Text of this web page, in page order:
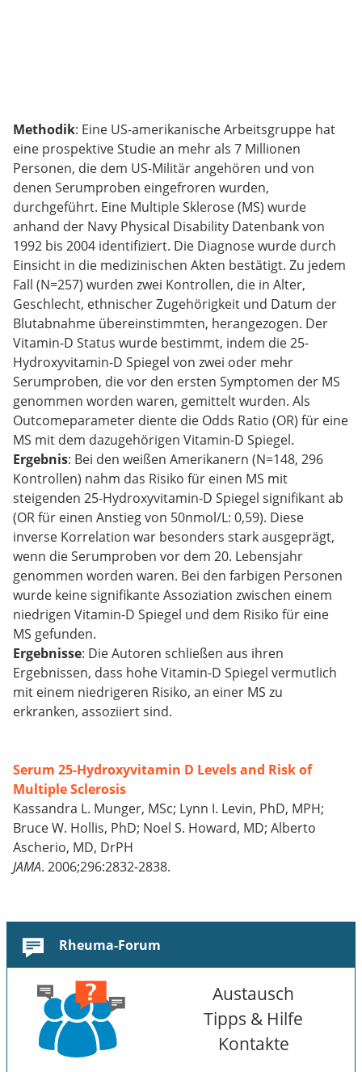
Methodik: Eine US-amerikanische Arbeitsgruppe hat
eine prospektive Studie an mehr als 7 Millionen
Personen, die dem US-Militär angehören und von
denen Serumproben eingefroren wurden,
durchgeführt. Eine Multiple Sklerose (MS) wurde
anhand der Navy Physical Disability Datenbank von
1992 bis 2004 identifiziert. Die Diagnose wurde durch
Einsicht in die medizinischen Akten bestätigt. Zu jedem
Fall (N=257) wurden zwei Kontrollen, die in Alter,
Geschlecht, ethnischer Zugehörigkeit und Datum der
Blutabnahme übereinstimmten, herangezogen. Der
Vitamin-D Status wurde bestimmt, indem die 25-
Hydroxyvitamin-D Spiegel von zwei oder mehr
Serumproben, die vor den ersten Symptomen der MS
genommen worden waren, gemittelt wurden. Als
Outcomeparameter diente die Odds Ratio (OR) für eine
MS mit dem dazugehörigen Vitamin-D Spiegel.
Ergebnis: Bei den weißen Amerikanern (N=148, 296
Kontrollen) nahm das Risiko für einen MS mit
steigenden 25-Hydroxyvitamin-D Spiegel signifikant ab
(OR für einen Anstieg von 50nmol/L: 0,59). Diese
inverse Korrelation war besonders stark ausgeprägt,
wenn die Serumproben vor dem 20. Lebensjahr
genommen worden waren. Bei den farbigen Personen
wurde keine signifikante Assoziation zwischen einem
niedrigen Vitamin-D Spiegel und dem Risiko für eine
MS gefunden.
Ergebnisse: Die Autoren schließen aus ihren
Ergebnissen, dass hohe Vitamin-D Spiegel vermutlich
mit einem niedrigeren Risiko, an einer MS zu
erkranken, assoziiert sind.
Serum 25-Hydroxyvitamin D Levels and Risk of
Multiple Sclerosis
Kassandra L. Munger, MSc; Lynn I. Levin, PhD, MPH;
Bruce W. Hollis, PhD; Noel S. Howard, MD; Alberto
Ascherio, MD, DrPH
JAMA. 2006;296:2832-2838.
Rheuma-Forum
Austausch
Tipps & Hilfe
Kontakte